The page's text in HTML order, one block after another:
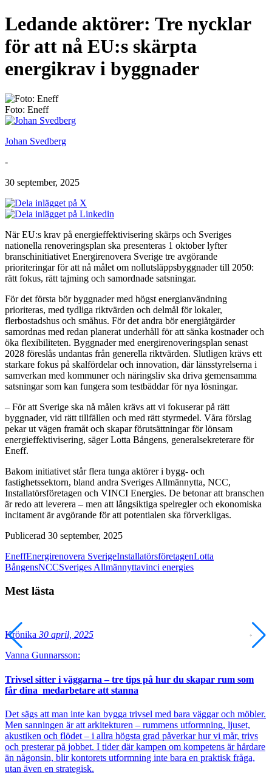
Ledande aktörer: Tre nycklar
för att nå EU:s skärpta
energikrav i byggnader
Foto: Eneff
Johan Svedberg
-
30 september, 2025
När EU:s krav på energieffektivisering skärps och Sveriges
nationella renoveringsplan ska presenteras 1 oktober lyfter
branschinitiativet Energirenovera Sverige tre avgörande
prioriteringar för att nå målet om nollutsläppsbyggnader till 2050:
rätt fokus, rätt tajming och samordnade satsningar.
För det första bör byggnader med högst energianvändning
prioriteras, med tydliga riktvärden och delmål för lokaler,
flerbostadshus och småhus. För det andra bör energiåtgärder
samordnas med redan planerat underhåll för att sänka kostnader och
öka flexibiliteten. Byggnader med energirenoveringsplan senast
2028 föreslås undantas från generella riktvärden. Slutligen krävs ett
starkare fokus på skalfördelar och innovation, där länsstyrelserna i
samverkan med kommuner och näringsliv ska driva gemensamma
satsningar som kan fungera som testbäddar för nya lösningar.
– För att Sverige ska nå målen krävs att vi fokuserar på rätt
byggnader, vid rätt tillfällen och med rätt styrmedel. Våra förslag
pekar ut vägen framåt och skapar förutsättningar för lönsam
energieffektivisering, säger Lotta Bångens, generalsekreterare för
Eneff.
Bakom initiativet står flera tunga aktörer i bygg- och
fastighetssektorn, bland andra Sveriges Allmännytta, NCC,
Installatörsföretagen och VINCI Energies. De betonar att branschen
är redo att leverera – men att långsiktiga spelregler och ekonomiska
incitament är avgörande för att potentialen ska förverkligas.
Publicerad 30 september, 2025
EneffEnergirenovera SverigeInstallatörsföretagenLotta
BångensNCCSveriges Allmännyttavinci energies
Mest lästa
Krönika 30 april, 2025
Vanna Gunnarsson:
Trivsel sitter i väggarna – tre tips på hur du skapar rum som
får dina medarbetare att stanna
Det sägs att man inte kan bygga trivsel med bara väggar och möbler.
Men sanningen är att arkitekturen – rummens utformning, ljuset,
akustiken och flödet – i allra högsta grad påverkar hur vi mår, trivs
och presterar på jobbet. I tider där kampen om kompetens är hårdare
än någonsin, blir kontorets utformning inte bara en praktisk fråga,
utan även en strategisk.